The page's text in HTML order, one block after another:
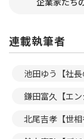
連載執筆者
池田ゆう【社長
鎌田富久【エン
北尾吉孝【世相